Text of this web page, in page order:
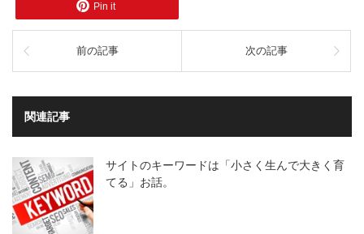
Pin it
前の記事 次の記事
関連記事
サイトのキーワードは「小さく生んで大きく育
てる」お話。